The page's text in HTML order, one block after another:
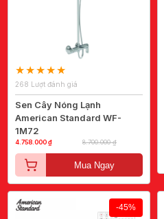
268 Lượt đánh giá
Sen Cây Nóng Lạnh
American Standard WF-
1M72
4.758.000 ₫ 8.700.000 ₫
Mua Ngay
-45%